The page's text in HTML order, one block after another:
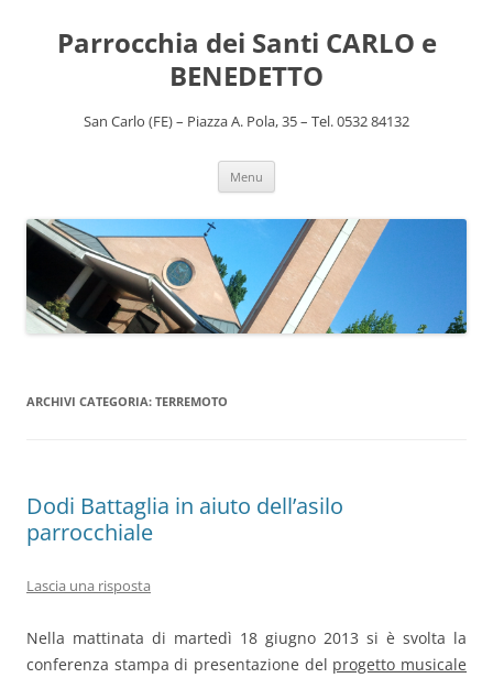
contenuto
Parrocchia dei Santi CARLO e
BENEDETTO
San Carlo (FE) – Piazza A. Pola, 35 – Tel. 0532 84132
Menu
ARCHIVI CATEGORIA: TERREMOTO
Dodi Battaglia in aiuto dell’asilo
parrocchiale
Lascia una risposta
Nella mattinata di martedì 18 giugno 2013 si è svolta la
conferenza stampa di presentazione del progetto musicale